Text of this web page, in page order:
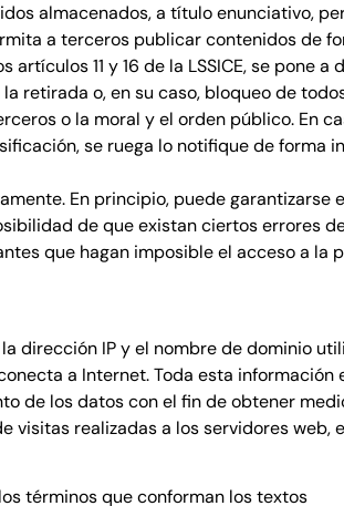
almacenados, a título enunciativo,
a terceros publicar contenidos de
11 y 16 de la LSSICE, se pone
retirada o, en su caso, bloqueo de
o la moral y el orden público. En
se ruega lo notifique de forma
En principio, puede
de que existan ciertos errores
que hagan imposible el acceso a la
IP y el nombre de dominio
a Internet. Toda esta
de los datos con el fin de obtener
realizadas a los servidores web,
términos que conforman los textos